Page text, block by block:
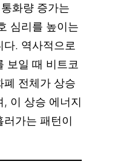
화량 증가는
심리를 높이는
. 역사적으로
보일 때 비트코
폐 전체가 상승
이 상승 에너지
러가는 패턴이